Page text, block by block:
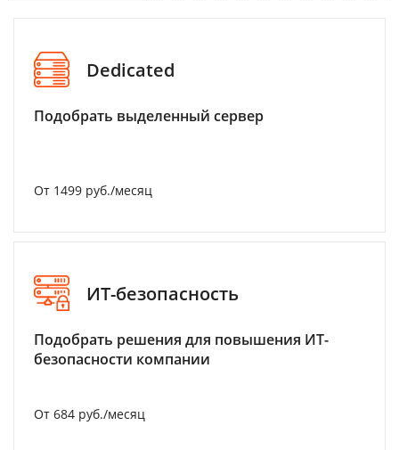
Dedicated
Подобрать выделенный сервер
От 1499 руб./месяц
ИТ-безопасность
Подобрать решения для повышения ИТ-
безопасности компании
От 684 руб./месяц